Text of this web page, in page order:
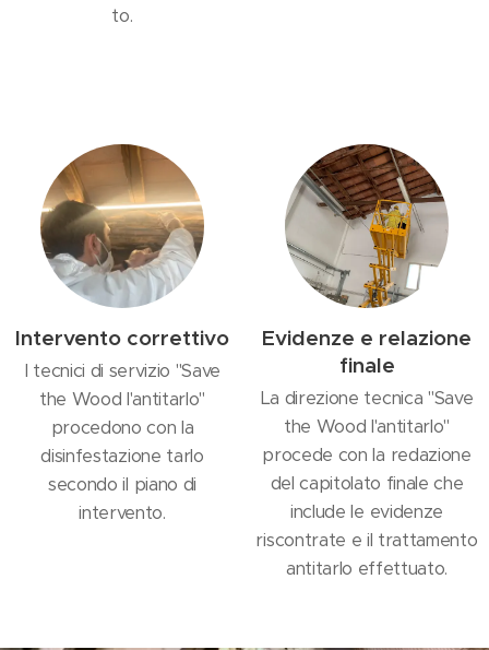
to.
Intervento correttivo
I tecnici di servizio "Save
the Wood l'antitarlo"
procedono con la
disinfestazione tarlo
secondo il piano di
intervento.
Evidenze e relazione
finale
La direzione tecnica "Save
the Wood l'antitarlo"
procede con la redazione
del capitolato finale che
include le evidenze
riscontrate e il trattamento
antitarlo effettuato.